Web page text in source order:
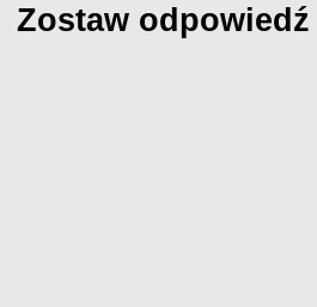
Zostaw odpowiedź